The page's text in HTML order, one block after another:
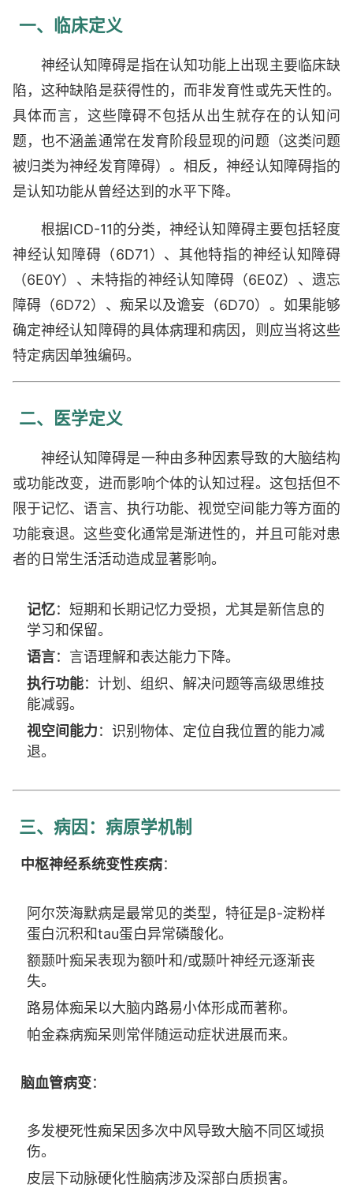
一、临床定义
神经认知障碍是指在认知功能上出现主要临床缺
陷，这种缺陷是获得性的，而非发育性或先天性的。
具体而言，这些障碍不包括从出生就存在的认知问
题，也不涵盖通常在发育阶段显现的问题（这类问题
被归类为神经发育障碍）。相反，神经认知障碍指的
是认知功能从曾经达到的水平下降。
根据ICD-11的分类，神经认知障碍主要包括轻度
神经认知障碍（6D71）、其他特指的神经认知障碍
（6E0Y）、未特指的神经认知障碍（6E0Z）、遗忘
障碍（6D72）、痴呆以及谵妄（6D70）。如果能够
确定神经认知障碍的具体病理和病因，则应当将这些
特定病因单独编码。
二、医学定义
神经认知障碍是一种由多种因素导致的大脑结构
或功能改变，进而影响个体的认知过程。这包括但不
限于记忆、语言、执行功能、视觉空间能力等方面的
功能衰退。这些变化通常是渐进性的，并且可能对患
者的日常生活活动造成显著影响。
记忆：短期和长期记忆力受损，尤其是新信息的
学习和保留。
语言：言语理解和表达能力下降。
执行功能：计划、组织、解决问题等高级思维技
能减弱。
视空间能力：识别物体、定位自我位置的能力减
退。
三、病因：病原学机制
中枢神经系统变性疾病：
阿尔茨海默病是最常见的类型，特征是β-淀粉样
蛋白沉积和tau蛋白异常磷酸化。
额颞叶痴呆表现为额叶和/或颞叶神经元逐渐丧
失。
路易体痴呆以大脑内路易小体形成而著称。
帕金森病痴呆则常伴随运动症状进展而来。
脑血管病变：
多发梗死性痴呆因多次中风导致大脑不同区域损
伤。
皮层下动脉硬化性脑病涉及深部白质损害。